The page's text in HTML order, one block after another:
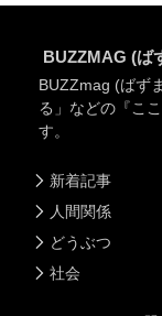
BUZZMAG (ば
BUZZmag (ばず
る」などの『こ
す。
新着記事
人間関係
どうぶつ
社会